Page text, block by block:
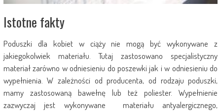
Istotne fakty
Poduszki dla kobiet w ciąży nie mogą być wykonywane z
jakiegokolwiek materiału. Tutaj zastosowano specjalistyczny
materiał zarówno w odniesieniu do poszewki jak i w odniesieniu do
wypełnienia. W zależności od producenta, od rodzaju poduszki,
mamy zastosowaną bawełnę lub też poliester. Wypełnienie
zazwyczaj jest wykonywane materiału antyalergicznego,